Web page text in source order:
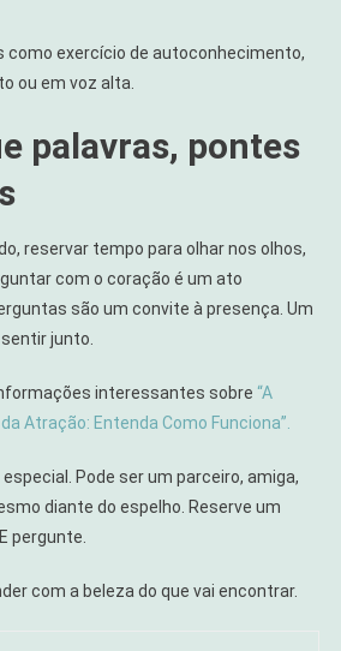
como exercício de autoconhecimento,
ou em voz alta.
palavras, pontes
reservar tempo para olhar nos olhos,
com o coração é um ato
são um convite à presença. Um
junto.
interessantes sobre “A
Atração: Entenda Como Funciona”.
Pode ser um parceiro, amiga,
diante do espelho. Reserve um
pergunte.
com a beleza do que vai encontrar.